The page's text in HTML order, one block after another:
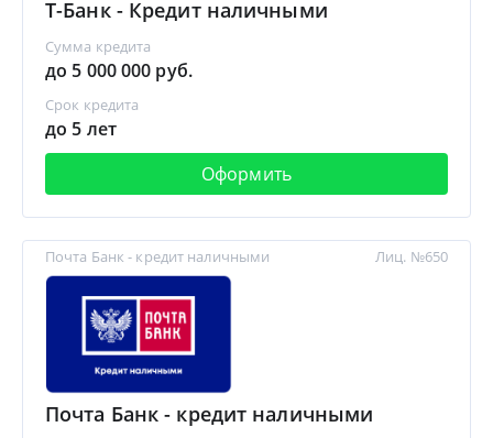
Т-Банк - Кредит наличными
Сумма кредита
до 5 000 000 руб.
Срок кредита
до 5 лет
Оформить
Почта Банк - кредит наличными
Почта Банк - кредит наличными
Лиц. №650